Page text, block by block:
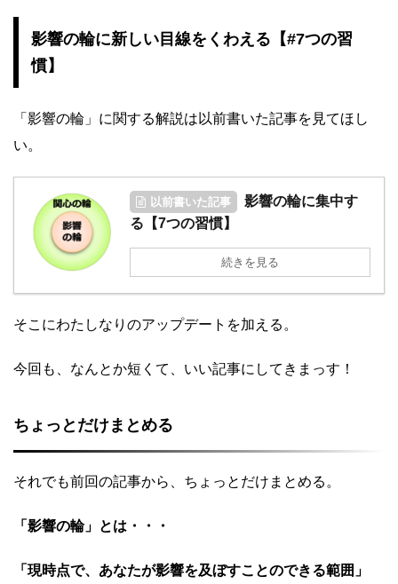
影響の輪に新しい目線をくわえる【#7つの習
慣】
「影響の輪」に関する解説は以前書いた記事を見てほし
い。
以前書いた記事
影響の輪に集中す
る【7つの習慣】
続きを見る
そこにわたしなりのアップデートを加える。
今回も、なんとか短くて、いい記事にしてきまっす！
ちょっとだけまとめる
それでも前回の記事から、ちょっとだけまとめる。
「影響の輪」とは・・・
「現時点で、あなたが影響を及ぼすことのできる範囲」